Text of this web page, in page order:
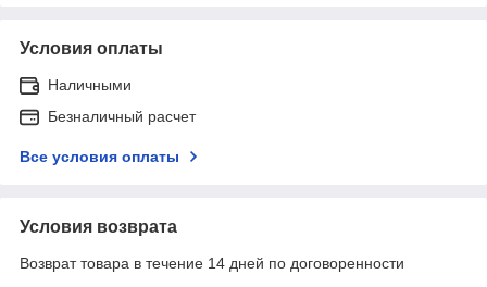
Условия оплаты
Наличными
Безналичный расчет
Все условия оплаты
Условия возврата
Возврат товара в течение 14 дней по договоренности